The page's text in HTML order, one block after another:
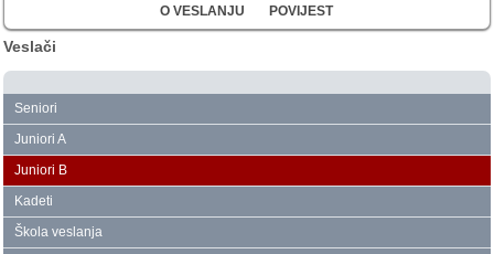
O VESLANJU
POVIJEST
Veslači
Seniori
Juniori A
Juniori B
Kadeti
Škola veslanja